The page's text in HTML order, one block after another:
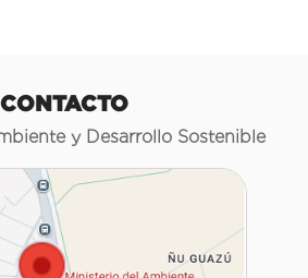
CONTACTO
y Desarrollo Sostenible